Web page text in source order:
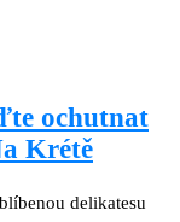
ochutnat
Krétě
delikatesu